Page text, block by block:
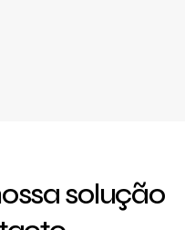
solução